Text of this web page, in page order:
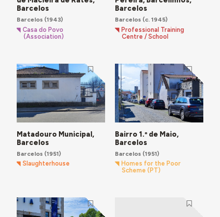
Barcelos
Barcelos(1943)
Casa do Povo
(Association)
Barcelos
Barcelos(c. 1945)
Professional Training
Centre / School
Matadouro Municipal,
Barcelos
Barcelos(1951)
Slaughterhouse
Bairro 1.º de Maio,
Barcelos
Barcelos(1951)
Homes for the Poor
Scheme (PT)